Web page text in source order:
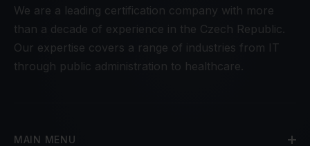
We are a leading certification company with more
than a decade of experience in the Czech Republic.
Our expertise covers a range of industries from IT
through public administration to healthcare.
MAIN MENU